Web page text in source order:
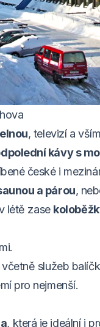
, televizí a
kávy s
české i
a párou,
létě zase
služeb
pro nejmenší.
, která je ideální i